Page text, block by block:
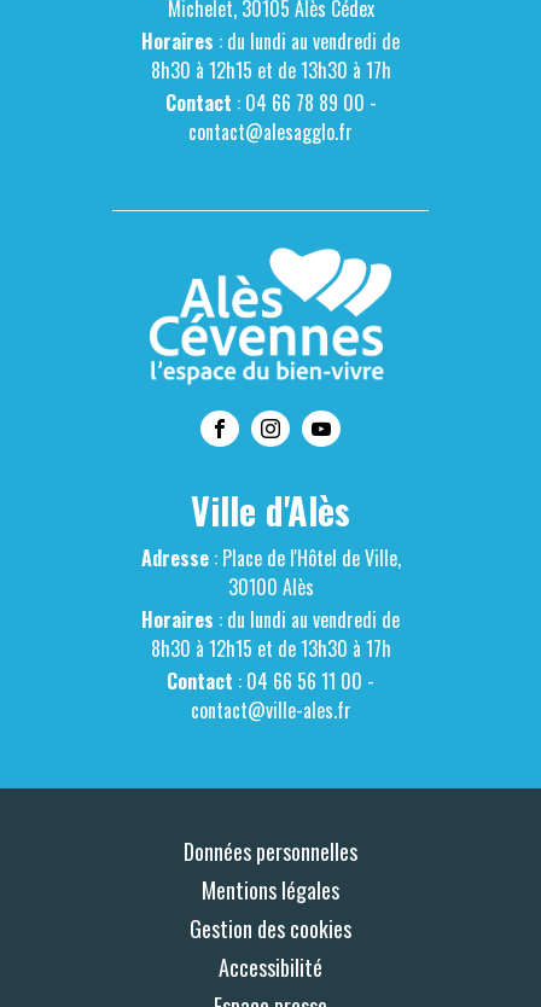
Michelet, 30105 Alès Cédex
Horaires : du lundi au vendredi de
8h30 à 12h15 et de 13h30 à 17h
Contact : 04 66 78 89 00 -
contact@alesagglo.fr
Ville d'Alès
Adresse: Place de l'Hôtel de Ville,
30100 Alès
Horaires : du lundi au vendredi de
8h30 à 12h15 et de 13h30 à 17h
Contact : 04 66 56 11 00 -
contact@ville-ales.fr
Données personnelles
Mentions légales
Gestion des cookies
Accessibilité